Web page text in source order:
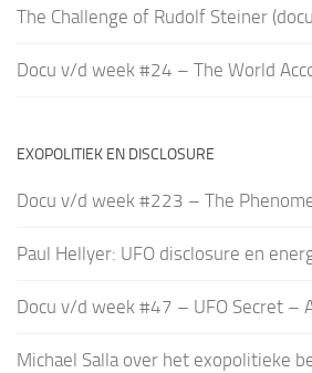
The Challenge of Rudolf Steiner
Docu v/d week #24 – The World
EXOPOLITIEK EN DISCLOSURE
Docu v/d week #223 – The
Paul Hellyer: UFO disclosure en
Docu v/d week #47 – UFO Secret –
Michael Salla over het exopolitieke